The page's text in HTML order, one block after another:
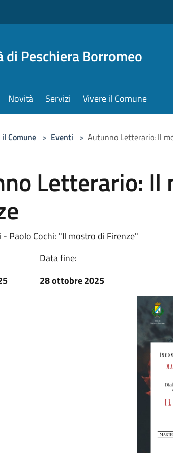
di Peschiera Borromeo
Novità Servizi Vivere il Comune
Comune > Eventi > Autunno Letterario: Il
Letterario: Il
Paolo Cochi: "Il mostro di Firenze"
Data fine:
28 ottobre 2025